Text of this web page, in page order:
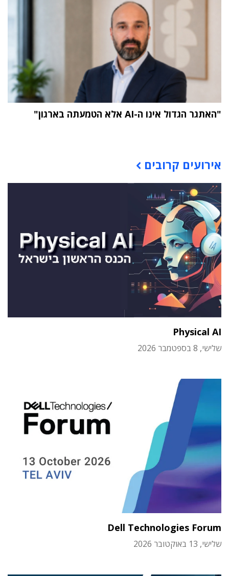
"האתגר הגדול אינו ה-AI אלא הטמעתה בארגון"
אירועים קרובים
Physical AI
שלישי, 8 בספטמבר 2026
Dell Technologies Forum
שלישי, 13 באוקטובר 2026